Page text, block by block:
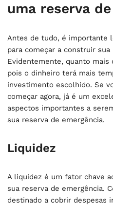
uma reserva
Antes de tudo, é importante
para começar a construir
Evidentemente, quanto mais
pois o dinheiro terá mais
investimento escolhido. Se
começar agora, já é um
aspectos importantes a
sua reserva de emergência.
Liquidez
A liquidez é um fator chave
sua reserva de emergência.
destinado a cobrir despesas